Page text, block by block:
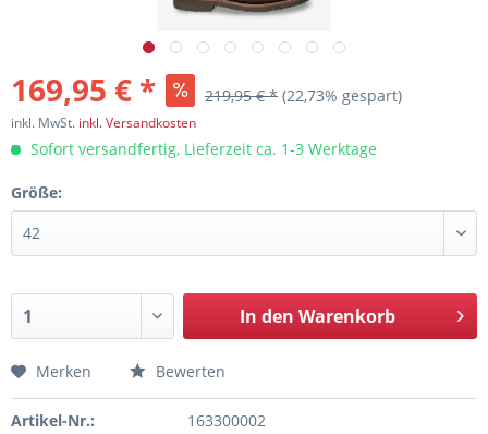
169,95 € * 219,95 € * (22,73% gespart)
inkl. MwSt. inkl. Versandkosten
Sofort versandfertig, Lieferzeit ca. 1-3 Werktage
Größe:
In den Warenkorb
Merken Bewerten
Artikel-Nr.: 163300002